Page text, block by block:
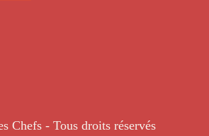
Chefs - Tous droits réservés